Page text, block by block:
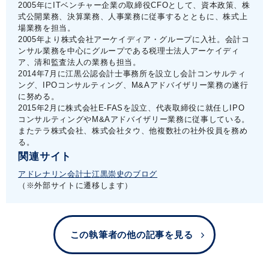
2005年にITベンチャー企業の取締役CFOとして、資本政策、株
式公開業務、決算業務、人事業務に従事するとともに、株式上
場業務を担当。
2005年より株式会社アーケイディア・グループに入社。会計コ
ンサル業務を中心にグループである税理士法人アーケイディ
ア、清和監査法人の業務も担当。
2014年7月に江黒公認会計士事務所を設立し会計コンサルティ
ング、IPOコンサルティング、M&Aアドバイザリー業務の遂行
に努める。
2015年2月に株式会社E-FASを設立、代表取締役に就任しIPO
コンサルティングやM&Aアドバイザリー業務に従事している。
またテラ株式会社、株式会社タウ、他複数社の社外役員を務め
る。
関連サイト
アドレナリン会計士江黒崇史のブログ
（※外部サイトに遷移します）
この執筆者の他の記事を見る